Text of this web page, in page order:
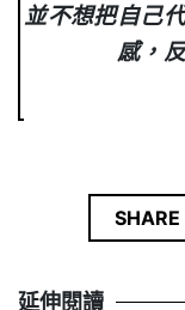
並不想把自己
感，
SHARE
延伸閱讀